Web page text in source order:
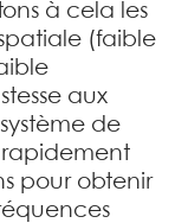
à cela les
(faible
aux
de
pour obtenir